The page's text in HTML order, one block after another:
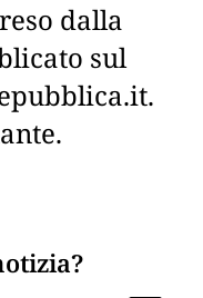
dalla
sul